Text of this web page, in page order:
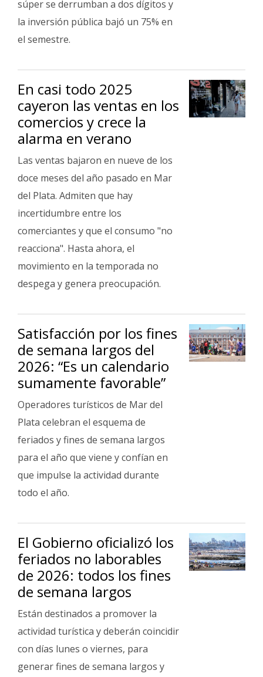
súper se derrumban a dos dígitos y
la inversión pública bajó un 75% en
el semestre.
En casi todo 2025
cayeron las ventas en los
comercios y crece la
alarma en verano
Las ventas bajaron en nueve de los
doce meses del año pasado en Mar
del Plata. Admiten que hay
incertidumbre entre los
comerciantes y que el consumo "no
reacciona". Hasta ahora, el
movimiento en la temporada no
despega y genera preocupación.
Satisfacción por los fines
de semana largos del
2026: “Es un calendario
sumamente favorable”
Operadores turísticos de Mar del
Plata celebran el esquema de
feriados y fines de semana largos
para el año que viene y confían en
que impulse la actividad durante
todo el año.
El Gobierno oficializó los
feriados no laborables
de 2026: todos los fines
de semana largos
Están destinados a promover la
actividad turística y deberán coincidir
con días lunes o viernes, para
generar fines de semana largos y